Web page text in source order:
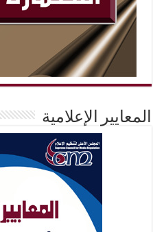
المعايير الإعلامية